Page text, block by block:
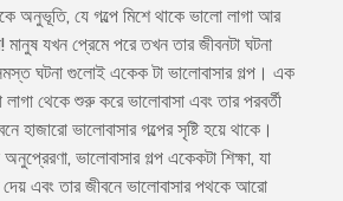
অনুভূতি, যে গল্পে মিশে থাকে ভালো লাগা আর
যখন প্রেমে পরে তখন তার জীবনটা ঘটনা
ঘটনা গুলোই একেক টা ভালোবাসার গল্প। এক
থেকে শুরু করে ভালোবাসা এবং তার পরবর্তী
হাজারো ভালোবাসার গল্পের সৃষ্টি হয়ে থাকে।
ভালোবাসার গল্প একেকটা শিক্ষা, যা
দেয় এবং তার জীবনে ভালোবাসার পথকে আরো